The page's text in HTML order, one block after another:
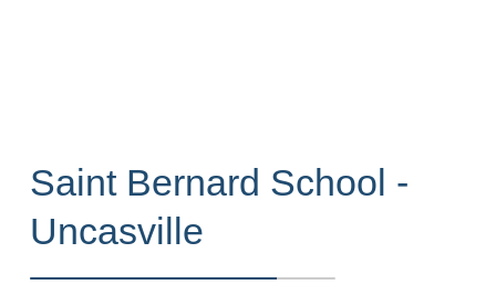
Saint Bernard School -
Uncasville